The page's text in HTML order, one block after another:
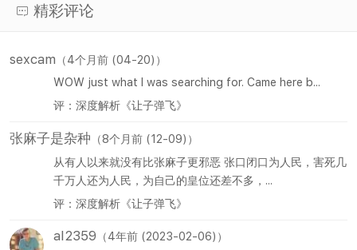
精彩评论
sexcam （4个月前 (04-20)）
WOW just what I was searching for. Came here b...
评：深度解析《让子弹飞》
张麻子是杂种 （8个月前 (12-09)）
从有人以来就没有比张麻子更邪恶 张口闭口为人民，害死几
千万人还为人民，为自己的皇位还差不多，...
评：深度解析《让子弹飞》
al2359 （4年前 (2023-02-06)）